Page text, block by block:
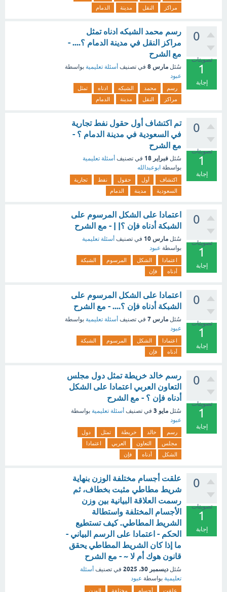
مراكز
النقل مدينة الدمام
0
تصويتات
1
إجابة
رسم محمد الشبكه ادناه تمثل
مراكز النقل في مدينة الدمام ؟.... -
مع الشرح
سُئل مارس 8 في تصنيف أسئلة تعليمية بواسطة
عبود
رسم محمد الشبكه ادناه
تمثل
مراكز
النقل مدينة الدمام
0
تصويتات
1
إجابة
تم اكتشاف أول حقول نفط تجارية
في السعودية في مدينة الدمام ؟ -
مع الشرح
سُئل فبراير 18 في تصنيف أسئلة تعليمية
بواسطة ابوعبدالله
اكتشاف أول حقول نفط
تجارية
السعودية
مدينة الدمام
0
تصويتات
1
إجابة
اعتمادا على الشكل المرسوم على
الشبكة أدناه فإن ؟| | - مع الشرح
سُئل مارس 10 في تصنيف أسئلة تعليمية
بواسطة عبود
اعتمادا الشكل المرسوم
الشبكة
أدناه
فإن
0
تصويتات
1
إجابة
اعتمادا على الشكل المرسوم على
الشبكة أدناه فإن ؟.... - مع الشرح
سُئل مارس 7 في تصنيف أسئلة تعليمية بواسطة
عبود
اعتمادا الشكل المرسوم
الشبكة
أدناه
فإن
0
تصويتات
1
إجابة
رسم خالد خريطة تمثل دول مجلس
التعاون العربي اعتمادا على الشكل
أدناه فإن ؟ - مع الشرح
سُئل مايو 3 في تصنيف أسئلة تعليمية بواسطة
عبود
رسم خالد خريطة تمثل
دول
مجلس
التعاون العربي
اعتمادا
الشكل
أدناه فإن
0
تصويتات
1
إجابة
علقت أجسام مختلفة الوزن بنهاية
شريط مطاطي مثبت بخطاف، ثم
رسمت العلاقة البيانية بين وزن
الأجسام المختلفة واستطالة
الشريط المطاطي. كيف تستطيع
الحكم - اعتمادا على الرسم البياني -
ما إذا كان الشريط المطاطي يحقق
قانون هوك أم لا ~ - مع الشرح
سُئل ديسمبر 30، 2025 في تصنيف أسئلة
تعليمية بواسطة عبود
علقت أجسام مختلفة الوزن